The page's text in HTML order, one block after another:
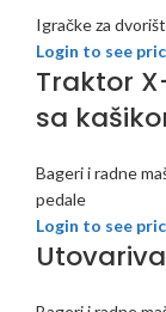
Igračke za
Login to see
Traktor
sa
Bageri i radne
pedale
Login to see